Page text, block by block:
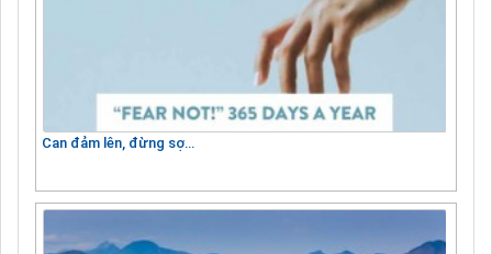
Can đảm lên, đừng sợ…